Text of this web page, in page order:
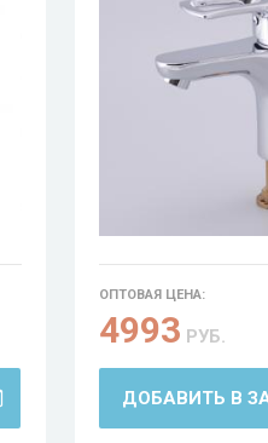
ОПТОВАЯ ЦЕНА:
4993 РУБ.
ДОБАВИТЬ В